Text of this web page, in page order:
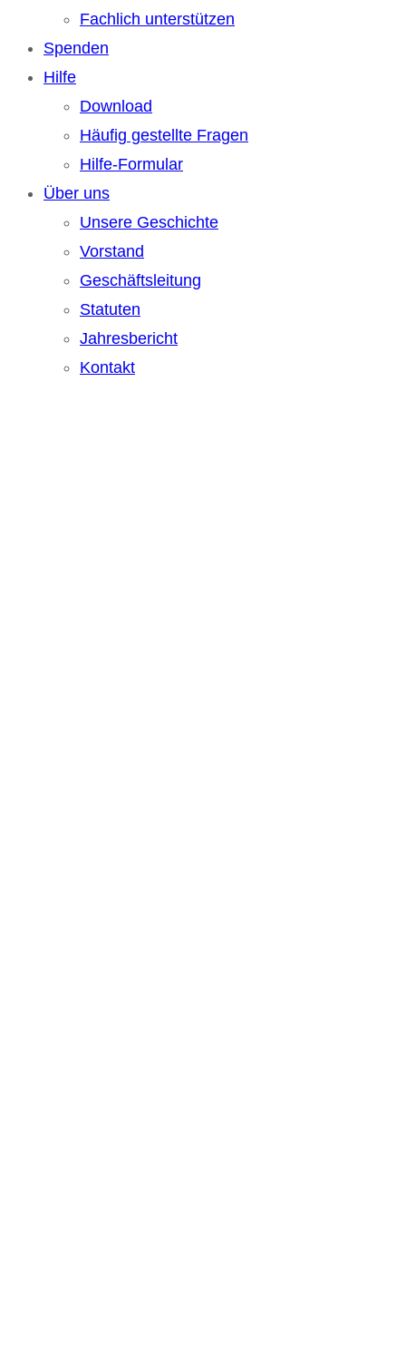
Fachlich unterstützen
Spenden
Hilfe
Download
Häufig gestellte Fragen
Hilfe-Formular
Über uns
Unsere Geschichte
Vorstand
Geschäftsleitung
Statuten
Jahresbericht
Kontakt